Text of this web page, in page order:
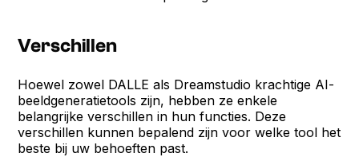
Verschillen
Hoewel zowel DALLE als Dreamstudio krachtige AI-
beeldgeneratietools zijn, hebben ze enkele
belangrijke verschillen in hun functies. Deze
verschillen kunnen bepalend zijn voor welke tool het
beste bij uw behoeften past.